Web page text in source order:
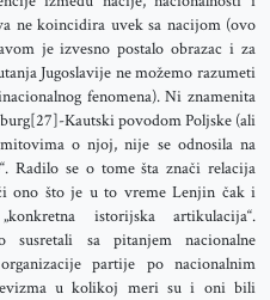
ne koincidira uvek sa nacijom (ovo
je izvesno postalo obrazac i za
Jugoslavije ne možemo razumeti
fenomena). Ni znamenita
Kautski povodom Poljske (ali
o njoj, nije se odnosila na
Radilo se o tome šta znači relacija
ono što je u to vreme Lenjin čak i
istorijska artikulacija“.
sa pitanjem nacionalne
partije po nacionalnim
u kolikoj meri su i oni bili